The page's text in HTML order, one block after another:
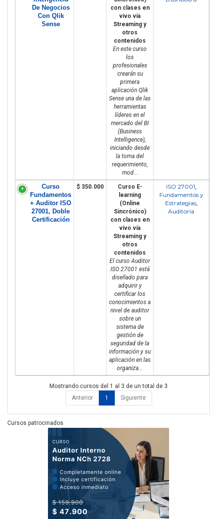
De Negocios
Con Qlik
Sense
con clases en
vivo vía
Streaming y
otros
contenidos
En este curso
los
profesionales
crearán su
primera
aplicación Qlik
Sense una de las
herramientas
líderes en el
mercado del BI
(Business
Intelligence),
iniciando desde
la toma del
requerimiento,
mod...
Curso
Fundamentos
+ Auditor ISO
27001, Doble
Certificación
$ 350.000
Curso E-
learning
(Online
Sincrónico)
con clases en
vivo vía
Streaming y
otros
contenidos
El curso Auditor
ISO 27001 está
diseñado para
adquirir y
certificar los
conocimientos a
nivel de auditor
sobre un
sistema de
gestión de
seguridad de la
información y su
aplicación en las
organiza...
ISO 27001,
Fundamentos y
Estrategias,
Auditoría
Mostrando cursos del 1 al 3 de un total de 3
Anterior
1 Siguiente
Cursos patrocinados